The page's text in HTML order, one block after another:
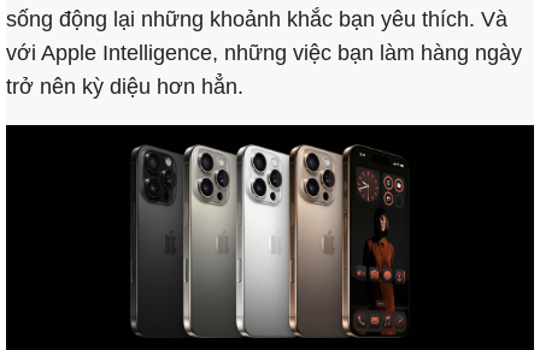
sống động lại những khoảnh khắc bạn yêu thích. Và
với Apple Intelligence, những việc bạn làm hàng ngày
trở nên kỳ diệu hơn hẳn.